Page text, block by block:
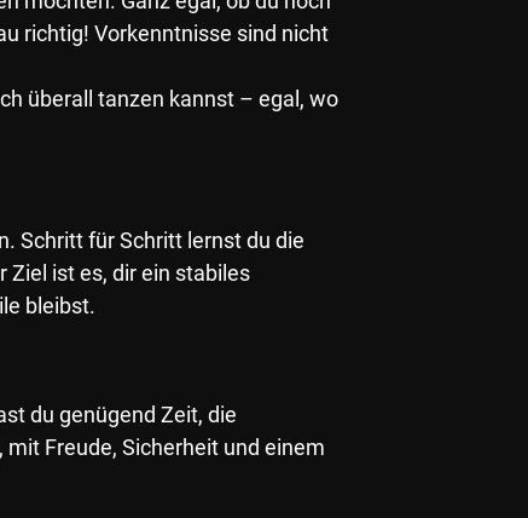
richtig! Vorkenntnisse sind nicht
überall tanzen kannst – egal, wo
Schritt für Schritt lernst du die
Ziel ist es, dir ein stabiles
bleibst.
du genügend Zeit, die
Freude, Sicherheit und einem